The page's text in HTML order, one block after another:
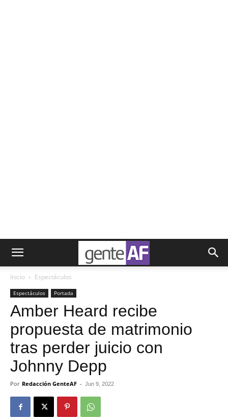
Inicio Espectáculos
Espectáculos Portada
Amber Heard recibe
propuesta de matrimonio
tras perder juicio con
Johnny Depp
Por Redacción GenteAF - Jun 9, 2022